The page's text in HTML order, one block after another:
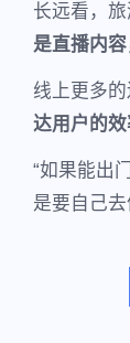
长远看，旅
是直播内
线上更多
达用户的
“如果能出
是要自己去